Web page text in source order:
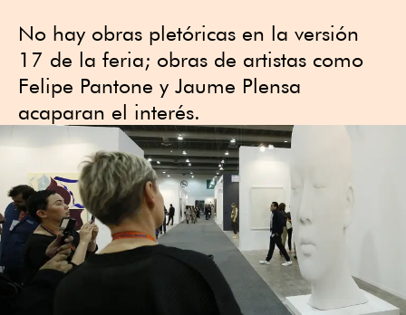
No hay obras pletóricas en la versión
17 de la feria; obras de artistas como
Felipe Pantone y Jaume Plensa
acaparan el interés.